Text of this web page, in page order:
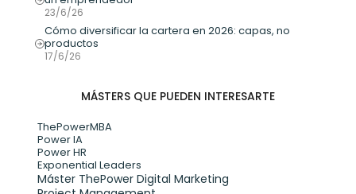
23/6/26
Cómo diversificar la cartera en 2026: capas, no
productos
17/6/26
MÁSTERS QUE PUEDEN INTERESARTE
ThePowerMBA
Power IA
Power HR
Exponential Leaders
Máster ThePower Digital Marketing